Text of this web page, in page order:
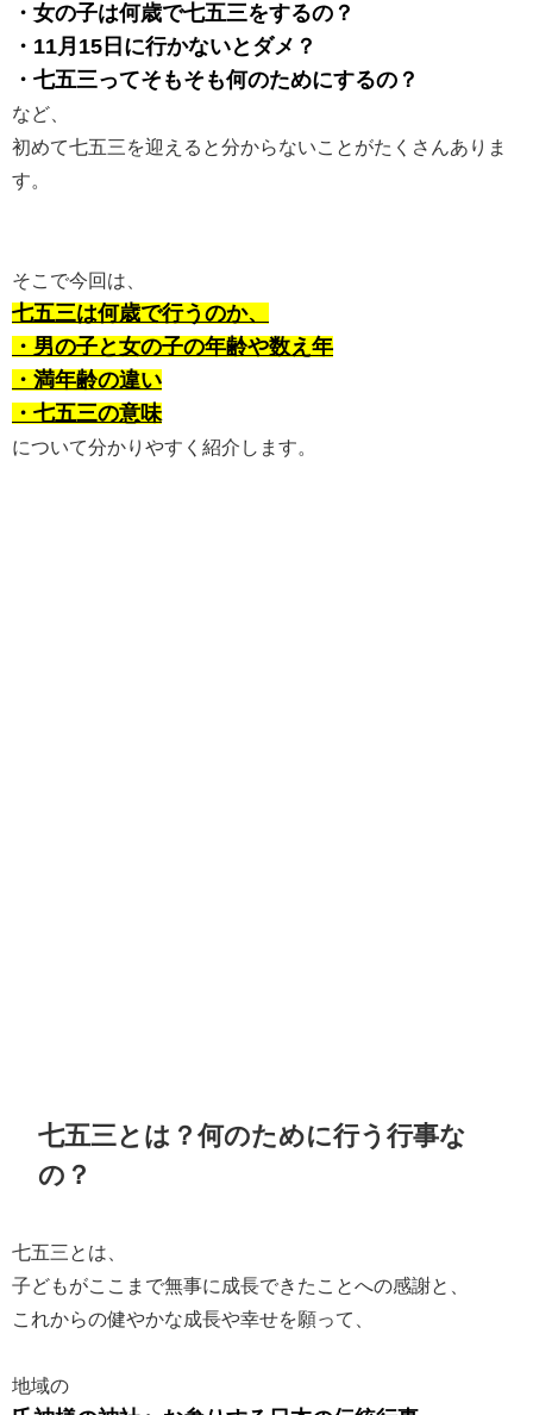
・女の子は何歳で七五三をするの？
・11月15日に行かないとダメ？
・七五三ってそもそも何のためにするの？
など、
初めて七五三を迎えると分からないことがたくさんありま
す。
そこで今回は、
七五三は何歳で行うのか、
・男の子と女の子の年齢や数え年
・満年齢の違い
・七五三の意味
について分かりやすく紹介します。
七五三とは？何のために行う行事な
の？
七五三とは、
子どもがここまで無事に成長できたことへの感謝と、
これからの健やかな成長や幸せを願って、
地域の